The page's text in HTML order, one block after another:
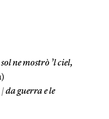
ne mostrò ’l ciel,
|da guerra e le